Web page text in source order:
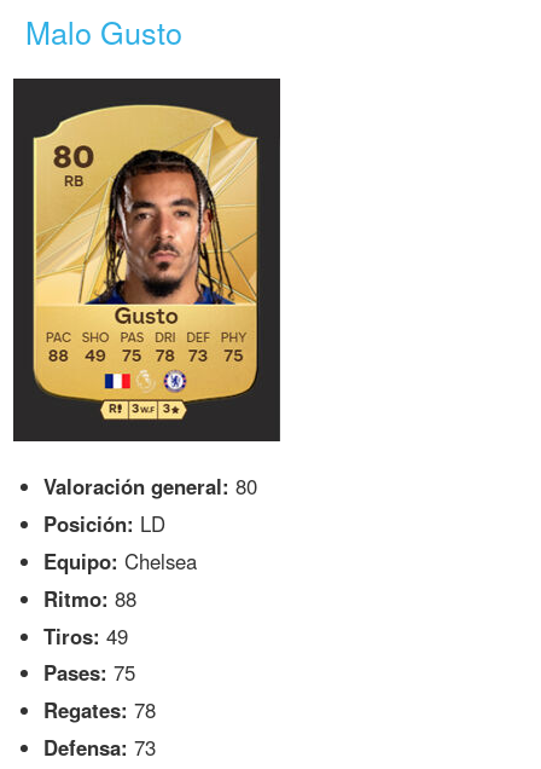
Malo Gusto
Valoración general: 80
Posición: LD
Equipo: Chelsea
Ritmo: 88
Tiros: 49
Pases: 75
Regates: 78
Defensa: 73